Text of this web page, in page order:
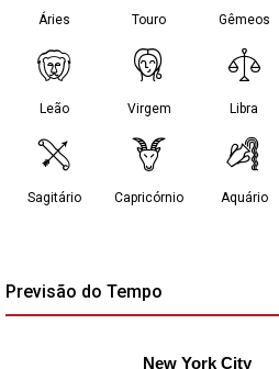
Previsão do Tempo
New York City